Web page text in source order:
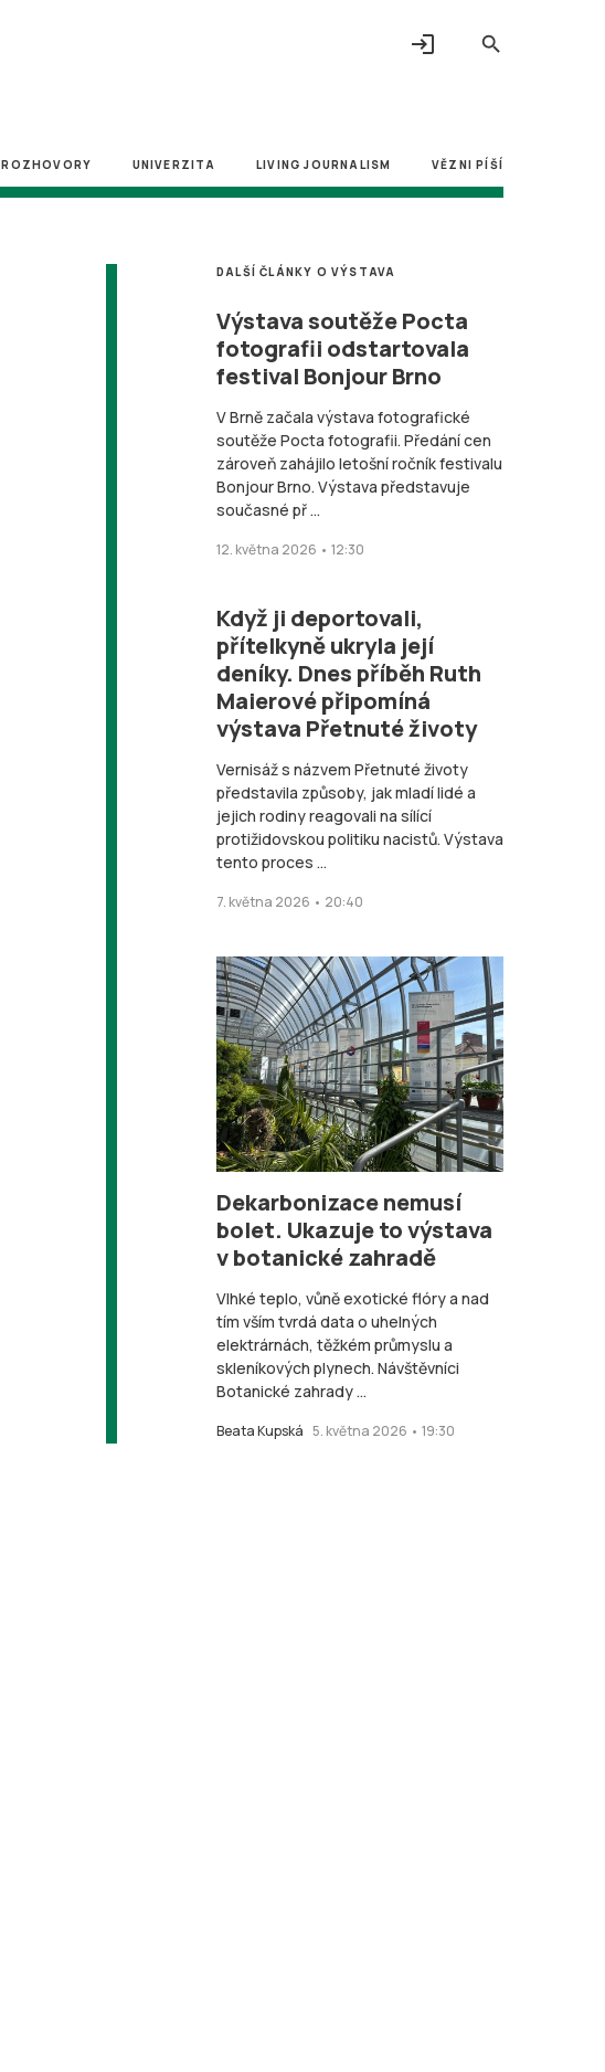
search
login
ROZHOVORY UNIVERZITA LIVING JOURNALISM VĚZNI PÍŠÍ
DALŠÍ ČLÁNKY O VÝSTAVA
Výstava soutěže Pocta
fotografii odstartovala
festival Bonjour Brno
V Brně začala výstava fotografické
soutěže Pocta fotografii. Předání cen
zároveň zahájilo letošní ročník festivalu
Bonjour Brno. Výstava představuje
současné př ...
12. května 2026 • 12:30
Když ji deportovali,
přítelkyně ukryla její
deníky. Dnes příběh Ruth
Maierové připomíná
výstava Přetnuté životy
Vernisáž s názvem Přetnuté životy
představila způsoby, jak mladí lidé a
jejich rodiny reagovali na sílící
protižidovskou politiku nacistů. Výstava
tento proces ...
7. května 2026 • 20:40
Dekarbonizace nemusí
bolet. Ukazuje to výstava
v botanické zahradě
Vlhké teplo, vůně exotické flóry a nad
tím vším tvrdá data o uhelných
elektrárnách, těžkém průmyslu a
skleníkových plynech. Návštěvníci
Botanické zahrady ...
Beata Kupská 5. května 2026 • 19:30